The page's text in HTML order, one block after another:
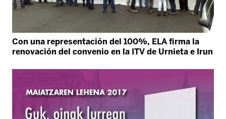
Con una representación del 100%, ELA firma la
renovación del convenio en la ITV de Urnieta e Irun